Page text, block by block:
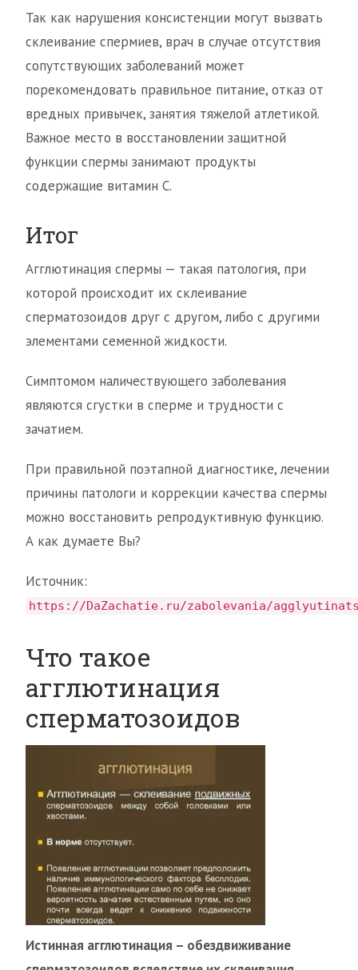
Так как нарушения консистенции могут вызвать
склеивание спермиев, врач в случае отсутствия
сопутствующих заболеваний может
порекомендовать правильное питание, отказ от
вредных привычек, занятия тяжелой атлетикой.
Важное место в восстановлении защитной
функции спермы занимают продукты
содержащие витамин С.
Итог
Агглютинация спермы — такая патология, при
которой происходит их склеивание
сперматозоидов друг с другом, либо с другими
элементами семенной жидкости.
Симптомом наличествующего заболевания
являются сгустки в сперме и трудности с
зачатием.
При правильной поэтапной диагностике, лечении
причины патологи и коррекции качества спермы
можно восстановить репродуктивную функцию.
А как думаете Вы?
Источник:
https://DaZachatie.ru/zabolevania/
Что такое
агглютинация
сперматозоидов
Истинная агглютинация – обездвиживание